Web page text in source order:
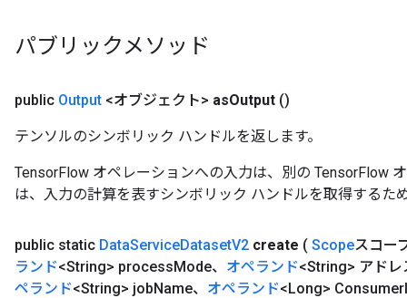
パブリックメソッド
public Output <オブジェクト> asOutput ()
テンソルのシンボリック ハンドルを返します。
TensorFlow オペレーションへの入力は、別の TensorFlow
は、入力の計算を表すシンボリック ハンドルを取得するた
public static DataServiceDatasetV2 create ( Scopeスコー
ランド<String> processMode、 オペランド<String> アドレ
ペランド<String> jobName、 オペランド<Long> Consumer